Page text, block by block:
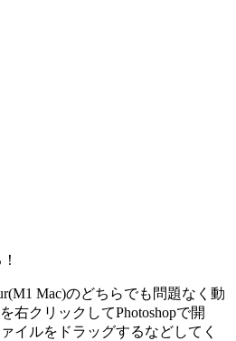
Mac)のどちらでも問題なく動
右クリックしてPhotoshopで開
イルをドラッグするなどしてく